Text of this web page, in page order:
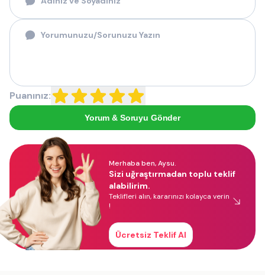
Puanınız:
Yorum & Soruyu Gönder
Merhaba ben, Aysu.
Sizi uğraştırmadan toplu teklif
alabilirim.
Teklifleri alın, kararınızı kolayca verin
!
Ücretsiz Teklif Al